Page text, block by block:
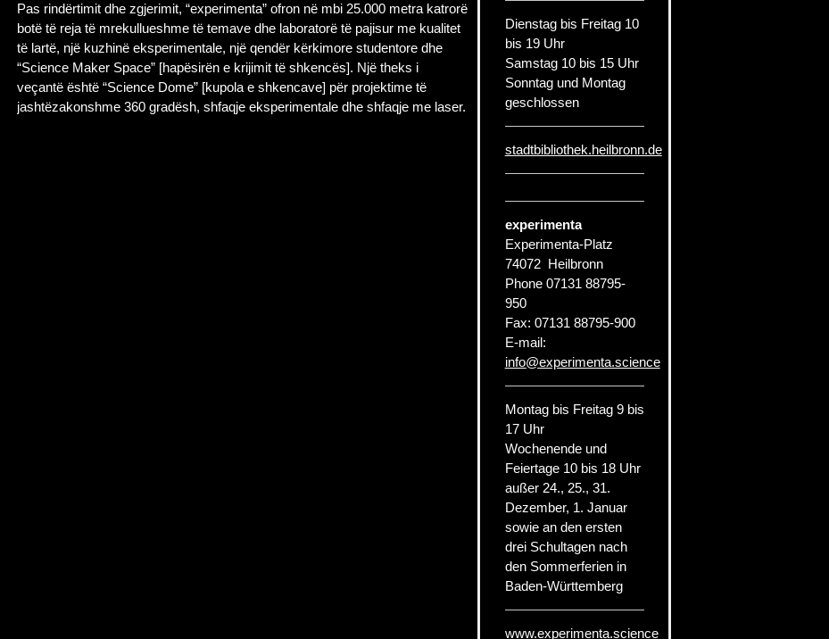
Pas rindërtimit dhe zgjerimit, “experimenta” ofron në mbi 25.000 metra katrorë
botë të reja të mrekullueshme të temave dhe laboratorë të pajisur me kualitet
të lartë, një kuzhinë eksperimentale, një qendër kërkimore studentore dhe
“Science Maker Space” [hapësirën e krijimit të shkencës]. Një theks i
veçantë është “Science Dome” [kupola e shkencave] për projektime të
jashtëzakonshme 360 gradësh, shfaqje eksperimentale dhe shfaqje me laser.
Dienstag bis Freitag 10
bis 19 Uhr
Samstag 10 bis 15 Uhr
Sonntag und Montag
geschlossen
stadtbibliothek.heilbronn.de
experimenta
Experimenta-Platz
74072 Heilbronn
Phone 07131 88795-
950
Fax: 07131 88795-900
E-mail:
info@experimenta.science
Montag bis Freitag 9 bis
17 Uhr
Wochenende und
Feiertage 10 bis 18 Uhr
außer 24., 25., 31.
Dezember, 1. Januar
sowie an den ersten
drei Schultagen nach
den Sommerferien in
Baden-Württemberg
www.experimenta.science